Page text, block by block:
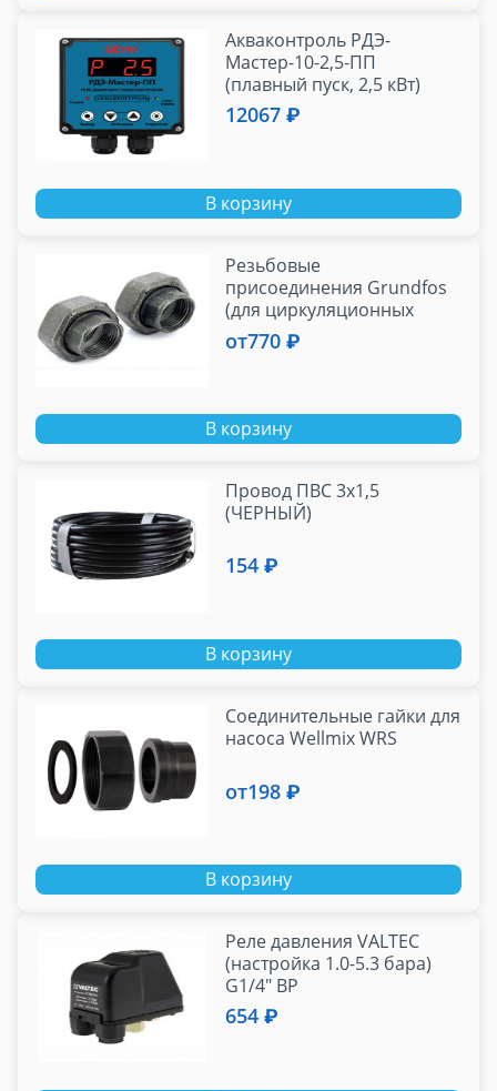
Акваконтроль РДЭ-
Мастер-10-2,5-ПП
(плавный пуск, 2,5 кВт)
12067 ₽
В корзину
Резьбовые
присоединения Grundfos
(для циркуляционных
насосов)
от770 ₽
В корзину
Провод ПВС 3х1,5
(ЧЕРНЫЙ)
154 ₽
В корзину
Соединительные гайки для
насоса Wellmix WRS
от198 ₽
В корзину
Реле давления VALTEC
(настройка 1.0-5.3 бара)
G1/4" ВР
654 ₽